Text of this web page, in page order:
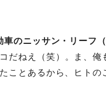
のニッサン・リーフ（
コだねえ（笑）。ま、俺
ことあるから、ヒトの